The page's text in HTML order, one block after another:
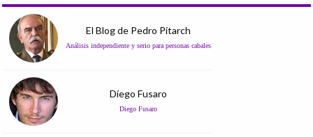
El Blog de Pedro Pitarch
Análisis independiente y serio para personas cabales
Diego Fusaro
Diego Fusaro